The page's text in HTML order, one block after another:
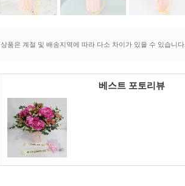
상품은 계절 및 배송지역에 따라 다소 차이가 있을 수 있습니다.
베스트 포토리뷰